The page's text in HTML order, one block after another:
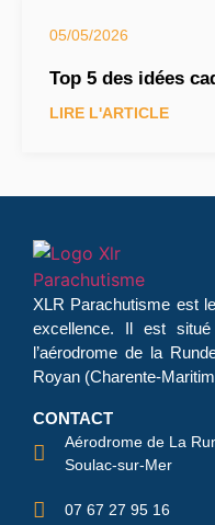
05/05/2026
Top 5 des idées
LIRE L'ARTICLE
XLR Parachutisme est
excellence. Il est
l’aérodrome de la
Royan (Charente-
CONTACT
Aérodrome de La
Soulac-sur-Mer
07 67 27 95 16